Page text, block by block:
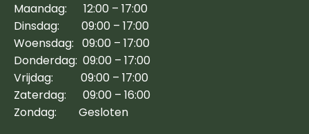
Maandag: 12:00 – 17:00
Dinsdag: 09:00 – 17:00
Woensdag: 09:00 – 17:00
Donderdag: 09:00 – 17:00
Vrijdag: 09:00 – 17:00
Zaterdag: 09:00 – 16:00
Zondag: Gesloten